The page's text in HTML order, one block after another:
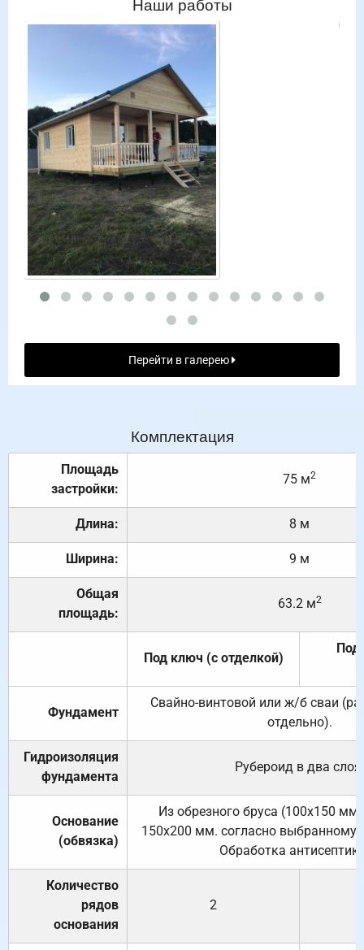
Перейти в галерею
Комплектация
Площадь
застройки:
75 м2
Длина: 8 м
Ширина: 9 м
Общая
площадь:
63.2 м2
Под ключ (с отделкой)
Под
Фундамент
Свайно-винтовой или ж/б сваи
отдельно).
Гидроизоляция
фундамента
Рубероид в два слоя.
Основание
(обвязка)
Из обрезного бруса (100х150
150х200 мм. согласно выбранному
Обработка
Количество
рядов
основания
2